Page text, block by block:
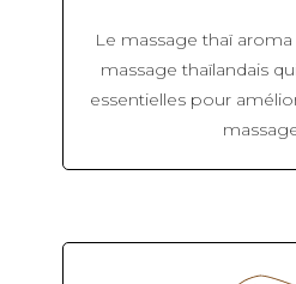
Le massage thaï
massage thaïlandais
essentielles pour